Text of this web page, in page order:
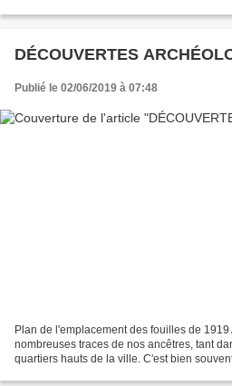
DÉCOUVERTES
Publié le 02/06/2019 à 07:48
Plan de l'emplacement des fouilles de
nombreuses traces de nos ancêtres, tant
quartiers hauts de la ville. C'est bien